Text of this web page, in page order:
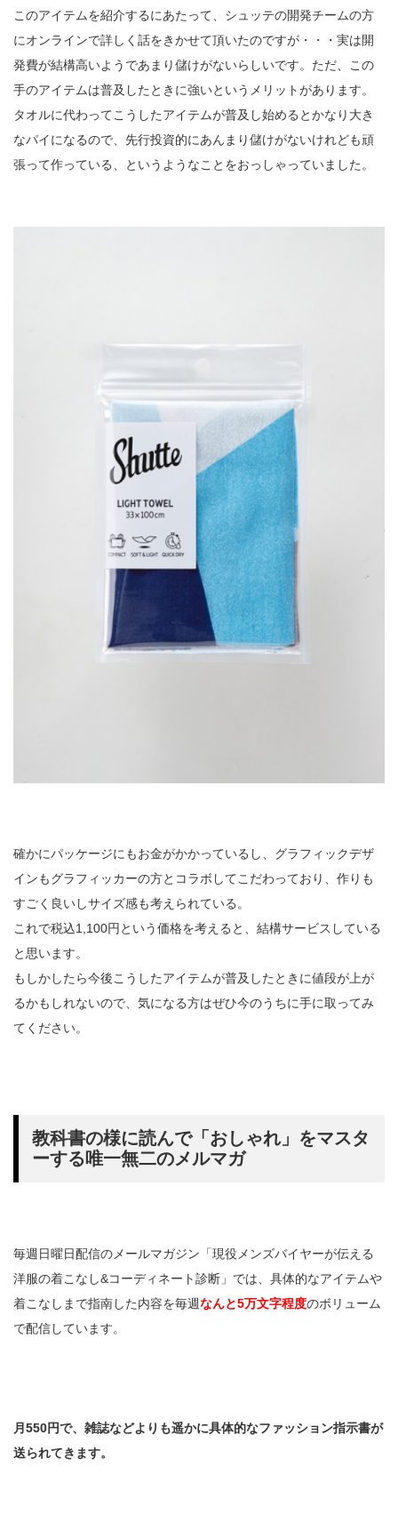
このアイテムを紹介するにあたって、シュッテの開発チームの方
にオンラインで詳しく話をきかせて頂いたのですが・・・実は開
発費が結構高いようであまり儲けがないらしいです。ただ、この
手のアイテムは普及したときに強いというメリットがあります。
タオルに代わってこうしたアイテムが普及し始めるとかなり大き
なパイになるので、先行投資的にあんまり儲けがないけれども頑
張って作っている、というようなことをおっしゃっていました。
確かにパッケージにもお金がかかっているし、グラフィックデザ
インもグラフィッカーの方とコラボしてこだわっており、作りも
すごく良いしサイズ感も考えられている。
これで税込1,100円という価格を考えると、結構サービスしている
と思います。
もしかしたら今後こうしたアイテムが普及したときに値段が上が
るかもしれないので、気になる方はぜひ今のうちに手に取ってみ
てください。
教科書の様に読んで「おしゃれ」をマスタ
ーする唯一無二のメルマガ
毎週日曜日配信のメールマガジン「現役メンズバイヤーが伝える
洋服の着こなし&コーディネート診断」では、具体的なアイテムや
着こなしまで指南した内容を毎週なんと5万文字程度のボリューム
で配信しています。
月550円で、雑誌などよりも遥かに具体的なファッション指示書が
送られてきます。